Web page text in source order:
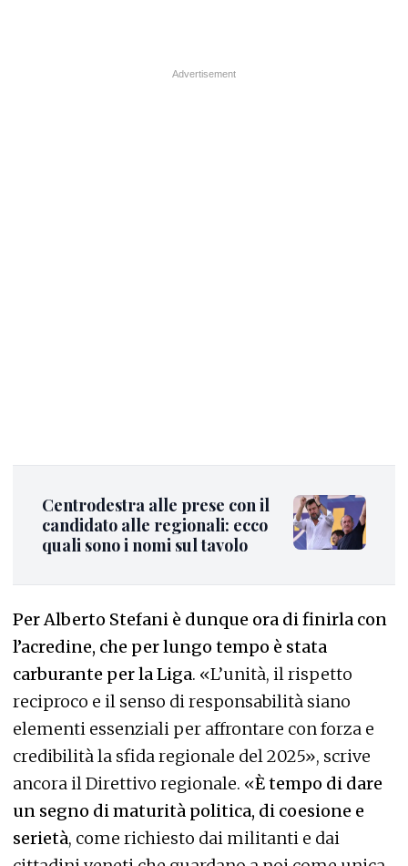
Centrodestra alle prese con il
candidato alle regionali: ecco
quali sono i nomi sul tavolo
Per Alberto Stefani è dunque ora di finirla con
l’acredine, che per lungo tempo è stata
carburante per la Liga. «L’unità, il rispetto
reciproco e il senso di responsabilità siano
elementi essenziali per affrontare con forza e
credibilità la sfida regionale del 2025», scrive
ancora il Direttivo regionale. «È tempo di dare
un segno di maturità politica, di coesione e
serietà, come richiesto dai militanti e dai